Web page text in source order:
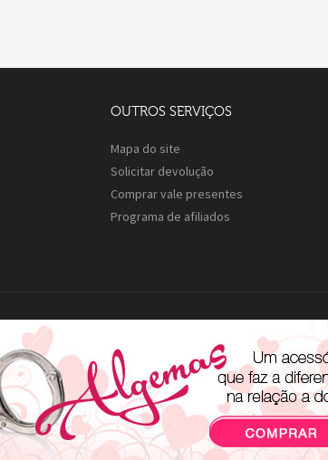
OUTROS SERVIÇOS
Mapa do site
Solicitar devolução
Comprar vale presentes
Programa de afiliados